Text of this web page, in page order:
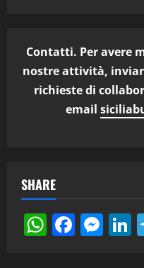
Contatti. Per avere
nostre attività,
richieste di
email
SHARE